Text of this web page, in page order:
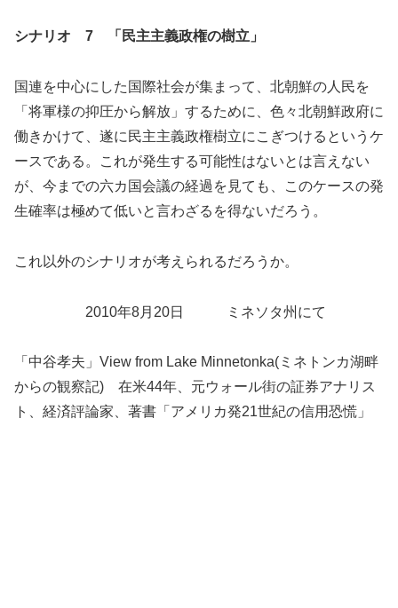
シナリオ 7 「民主主義政権の樹立」
国連を中心にした国際社会が集まって、北朝鮮の人民を
「将軍様の抑圧から解放」するために、色々北朝鮮政府に
働きかけて、遂に民主主義政権樹立にこぎつけるというケ
ースである。これが発生する可能性はないとは言えない
が、今までの六カ国会議の経過を見ても、このケースの発
生確率は極めて低いと言わざるを得ないだろう。
これ以外のシナリオが考えられるだろうか。
2010年8月20日 ミネソタ州にて
「中谷孝夫」View from Lake Minnetonka(ミネトンカ湖畔
からの観察記) 在米44年、元ウォール街の証券アナリス
ト、経済評論家、著書「アメリカ発21世紀の信用恐慌」